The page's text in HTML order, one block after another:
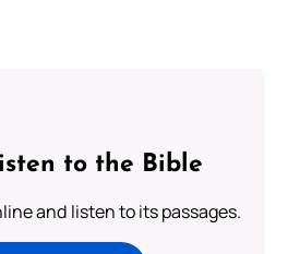
to the Bible
and listen to its passages.